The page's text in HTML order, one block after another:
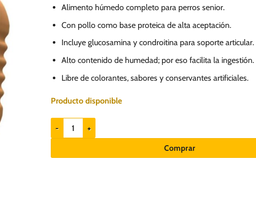
original
era:
13.80.
actual
es:
S/.
12.70.
Alimento húmedo completo para perros senior.
Con pollo como base proteica de alta aceptación.
Incluye glucosamina y condroitina para soporte articular.
Alto contenido de humedad; por eso facilita la ingestión.
Libre de colorantes, sabores y conservantes artificiales.
Producto disponible
Gran Plus Gourmet Pollo 300gr - Perro senior cantidad
Comprar